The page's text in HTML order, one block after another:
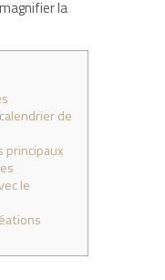
la
de
principaux
le